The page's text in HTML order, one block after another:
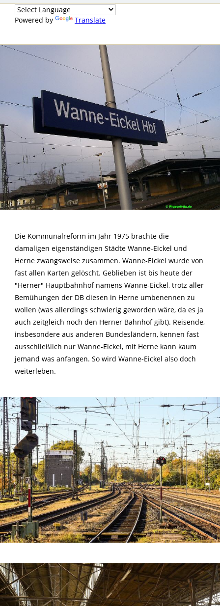
Powered by Translate
Die Kommunalreform im Jahr 1975 brachte die
damaligen eigenständigen Städte Wanne-Eickel und
Herne zwangsweise zusammen. Wanne-Eickel wurde von
fast allen Karten gelöscht. Geblieben ist bis heute der
"Herner" Hauptbahnhof namens Wanne-Eickel, trotz aller
Bemühungen der DB diesen in Herne umbenennen zu
wollen (was allerdings schwierig geworden wäre, da es ja
auch zeitgleich noch den Herner Bahnhof gibt). Reisende,
insbesondere aus anderen Bundesländern, kennen fast
ausschließlich nur Wanne-Eickel, mit Herne kann kaum
jemand was anfangen. So wird Wanne-Eickel also doch
weiterleben.